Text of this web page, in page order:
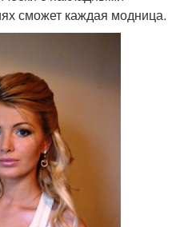
сможет каждая модница.